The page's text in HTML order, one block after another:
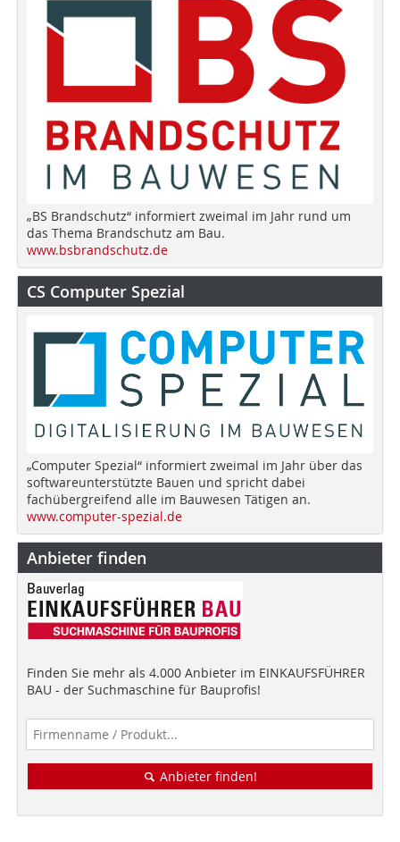
„BS Brandschutz“ informiert zweimal im Jahr rund um
das Thema Brandschutz am Bau.
www.bsbrandschutz.de
CS Computer Spezial
„Computer Spezial“ informiert zweimal im Jahr über das
softwareunterstützte Bauen und spricht dabei
fachübergreifend alle im Bauwesen Tätigen an.
www.computer-spezial.de
Anbieter finden
Finden Sie mehr als 4.000 Anbieter im EINKAUFSFÜHRER
BAU - der Suchmaschine für Bauprofis!
Anbieter finden!